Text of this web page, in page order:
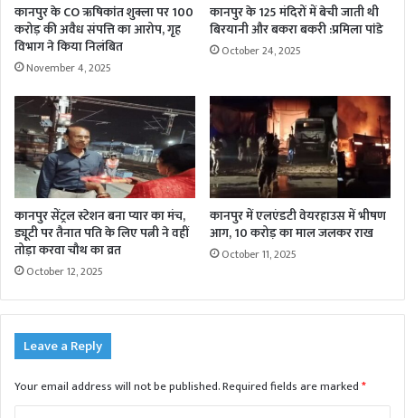
कानपुर के CO ऋषिकांत शुक्ला पर 100
करोड़ की अवैध संपत्ति का आरोप, गृह
विभाग ने किया निलंबित
November 4, 2025
कानपुर के 125 मंदिरों में बेची जाती थी
बिरयानी और बकरा बकरी :प्रमिला पांडे
October 24, 2025
कानपुर सेंट्रल स्टेशन बना प्यार का मंच,
ड्यूटी पर तैनात पति के लिए पत्नी ने वहीं
तोड़ा करवा चौथ का व्रत
October 12, 2025
कानपुर में एलएंडटी वेयरहाउस में भीषण
आग, 10 करोड़ का माल जलकर राख
October 11, 2025
Leave a Reply
Your email address will not be published.Required fields are marked*